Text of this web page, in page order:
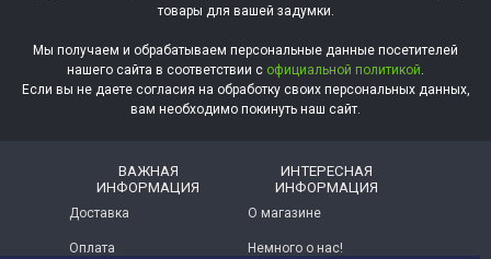
товары для вашей задумки.
Мы получаем и обрабатываем персональные данные посетителей
нашего сайта в соответствии с официальной политикой.
Если вы не даете согласия на обработку своих персональных данных,
вам необходимо покинуть наш сайт.
ВАЖНАЯ
ИНФОРМАЦИЯ
Доставка
Оплата
ИНТЕРЕСНАЯ
ИНФОРМАЦИЯ
О магазине
Немного о нас!